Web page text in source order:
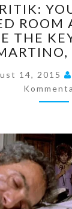
IS
A
THE
KEY
ROOM
THE
14, 2015